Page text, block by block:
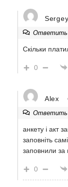
Sergey
Ответить
Скільки
0
Alex
Ответить
анкету і акт
заповніть
заповнили
0